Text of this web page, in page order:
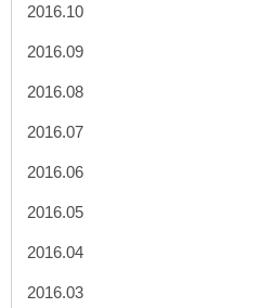
2016.10
2016.09
2016.08
2016.07
2016.06
2016.05
2016.04
2016.03